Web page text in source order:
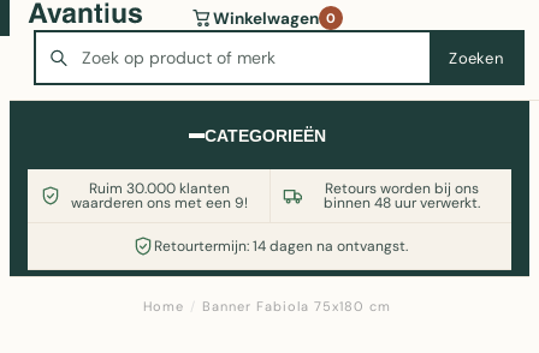
Zoeken
Winkelwagen 0
CATEGORIEËN
Ruim 30.000 klanten
waarderen ons met een 9!
Retours worden bij ons
binnen 48 uur verwerkt.
Retourtermijn: 14 dagen na ontvangst.
Wasmachine of koelkast nodig? Vergelijk alle prijzen op
Witgoedaanbod.nl
Home / Banner Fabiola 75x180 cm